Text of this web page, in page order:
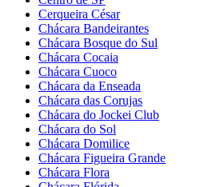
Cerqueira César
Chácara Bandeirantes
Chácara Bosque do Sul
Chácara Cocaia
Chácara Cuoco
Chácara da Enseada
Chácara das Corujas
Chácara do Jockei Club
Chácara do Sol
Chácara Domilice
Chácara Figueira Grande
Chácara Flora